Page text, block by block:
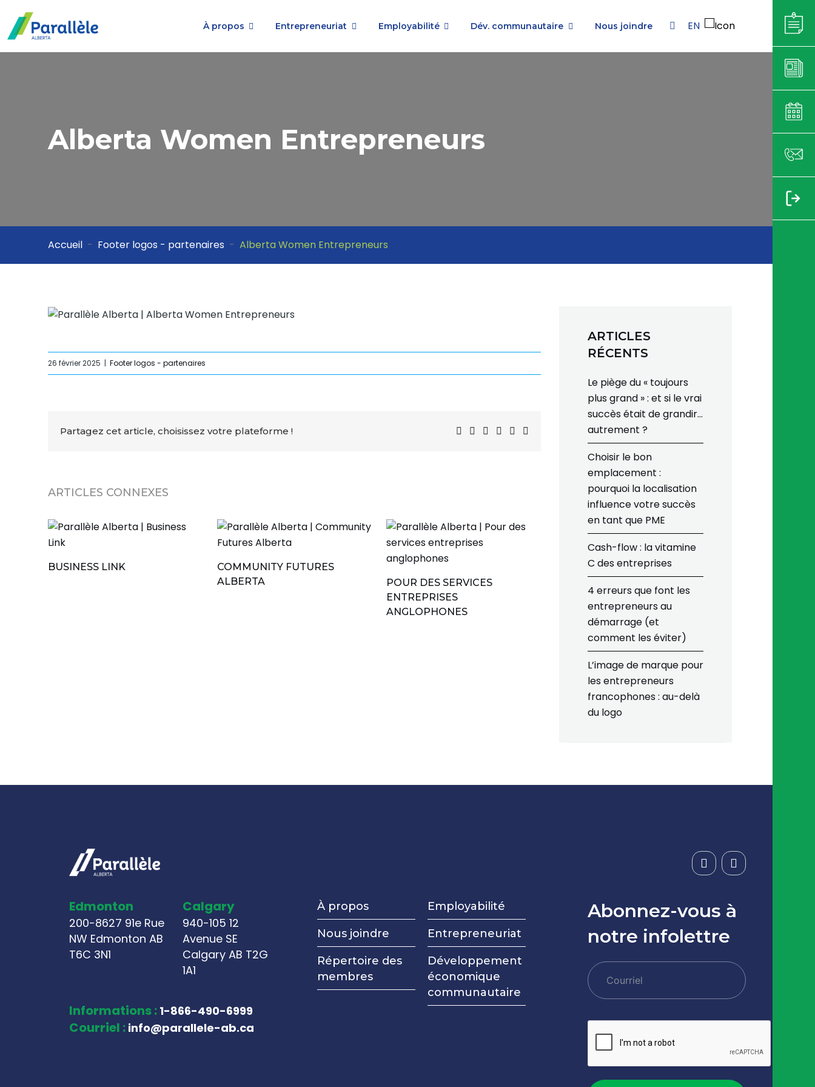
À propos Entrepreneuriat Employabilité Dév. communautaire Nous joindre EN
Alberta Women Entrepreneurs
Accueil Footer logos - partenaires Alberta Women Entrepreneurs
26 février 2025 | Footer logos - partenaires
Partagez cet article, choisissez votre plateforme !
ARTICLES CONNEXES
BUSINESS LINK
COMMUNITY FUTURES
ALBERTA
POUR DES SERVICES
ENTREPRISES
ANGLOPHONES
ARTICLES
RÉCENTS
Le piège du « toujours
plus grand » : et si le vrai
succès était de grandir…
autrement ?
Choisir le bon
emplacement :
pourquoi la localisation
influence votre succès
en tant que PME
Cash-flow : la vitamine
C des entreprises
4 erreurs que font les
entrepreneurs au
démarrage (et
comment les éviter)
L’image de marque pour
les entrepreneurs
francophones : au-delà
du logo
Edmonton
200-8627 91e Rue
NW Edmonton AB
T6C 3N1
Calgary
940-105 12
Avenue SE
Calgary AB T2G
1A1
Informations : 1-866-490-6999
Courriel : info@parallele-ab.ca
À propos Employabilité
Nous joindre Entrepreneuriat
Répertoire des
membres
Développement
économique
communautaire
Abonnez-vous à
notre infolettre